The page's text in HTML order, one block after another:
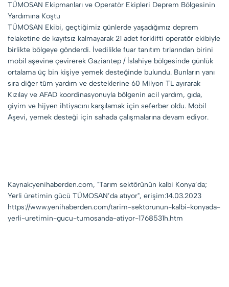
TÜMOSAN Ekipmanları ve Operatör Ekipleri Deprem Bölgesinin
Yardımına Koştu
TÜMOSAN Ekibi, geçtiğimiz günlerde yaşadığımız deprem
felaketine de kayıtsız kalmayarak 21 adet forklifti operatör ekibiyle
birlikte bölgeye gönderdi. İvedilikle fuar tanıtım tırlarından birini
mobil aşevine çevirerek Gaziantep / İslahiye bölgesinde günlük
ortalama üç bin kişiye yemek desteğinde bulundu. Bunların yanı
sıra diğer tüm yardım ve desteklerine 60 Milyon TL ayırarak
Kızılay ve AFAD koordinasyonuyla bölgenin acil yardım, gıda,
giyim ve hijyen ihtiyacını karşılamak için seferber oldu. Mobil
Aşevi, yemek desteği için sahada çalışmalarına devam ediyor.
Kaynak:yenihaberden.com, "Tarım sektörünün kalbi Konya’da;
Yerli üretimin gücü TÜMOSAN’da atıyor", erişim:14.03.2023
https://www.yenihaberden.com/tarim-sektorunun-kalbi-konyada-
yerli-uretimin-gucu-tumosanda-atiyor-1768531h.htm